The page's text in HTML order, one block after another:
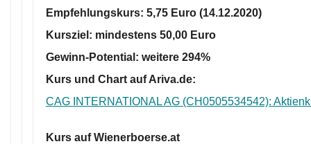
Empfehlungskurs: 5,75 Euro (14.12.2020)
Kursziel: mindestens 50,00 Euro
Gewinn-Potential: weitere 294%
Kurs und Chart auf Ariva.de:
CAG INTERNATIONAL AG (CH0505534542):
Kurs auf Wienerboerse.at